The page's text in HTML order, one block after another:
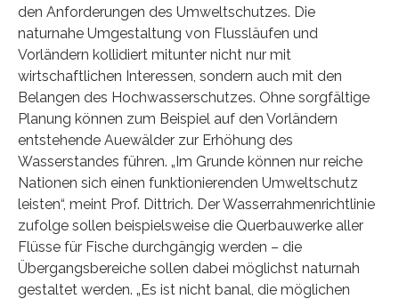
den Anforderungen des Umweltschutzes. Die
naturnahe Umgestaltung von Flussläufen und
Vorländern kollidiert mitunter nicht nur mit
wirtschaftlichen Interessen, sondern auch mit den
Belangen des Hochwasserschutzes. Ohne sorgfältige
Planung können zum Beispiel auf den Vorländern
entstehende Auewälder zur Erhöhung des
Wasserstandes führen. „Im Grunde können nur reiche
Nationen sich einen funktionierenden Umweltschutz
leisten“, meint Prof. Dittrich. Der Wasserrahmenrichtlinie
zufolge sollen beispielsweise die Querbauwerke aller
Flüsse für Fische durchgängig werden – die
Übergangsbereiche sollen dabei möglichst naturnah
gestaltet werden. „Es ist nicht banal, die möglichen